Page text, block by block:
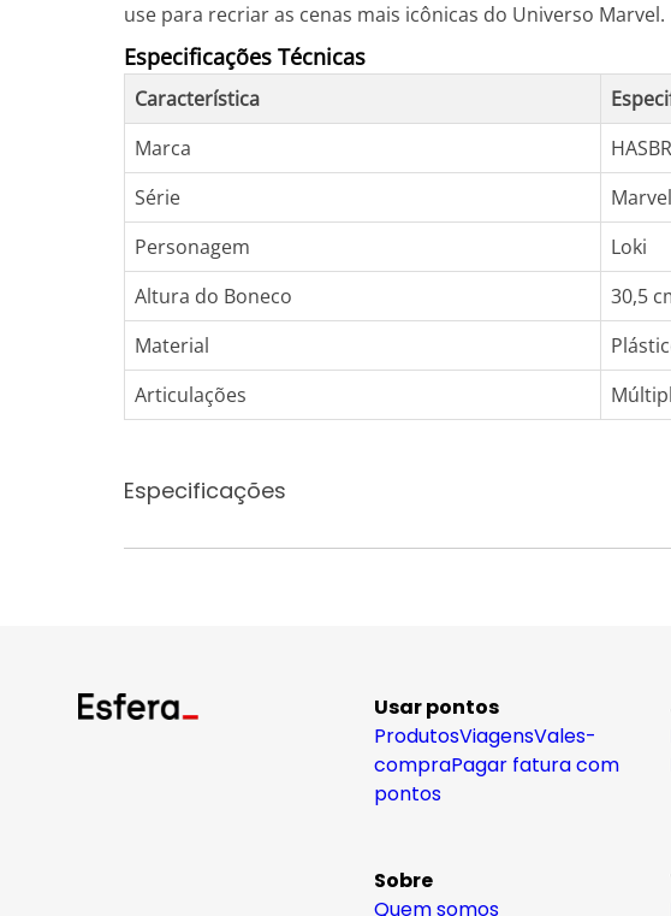
use para recriar as cenas mais icônicas do Universo Marvel.
Especificações Técnicas
Característica
Marca
Série
Personagem
Loki
Altura do Boneco
30,5
Material
Articulações
Especificações
Usar pontos
ProdutosViagensVales-
compraPagar fatura com
pontos
Sobre
Quem somos